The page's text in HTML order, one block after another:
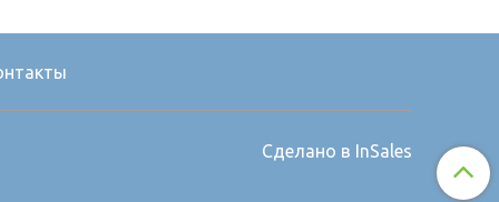
Сделано в InSales